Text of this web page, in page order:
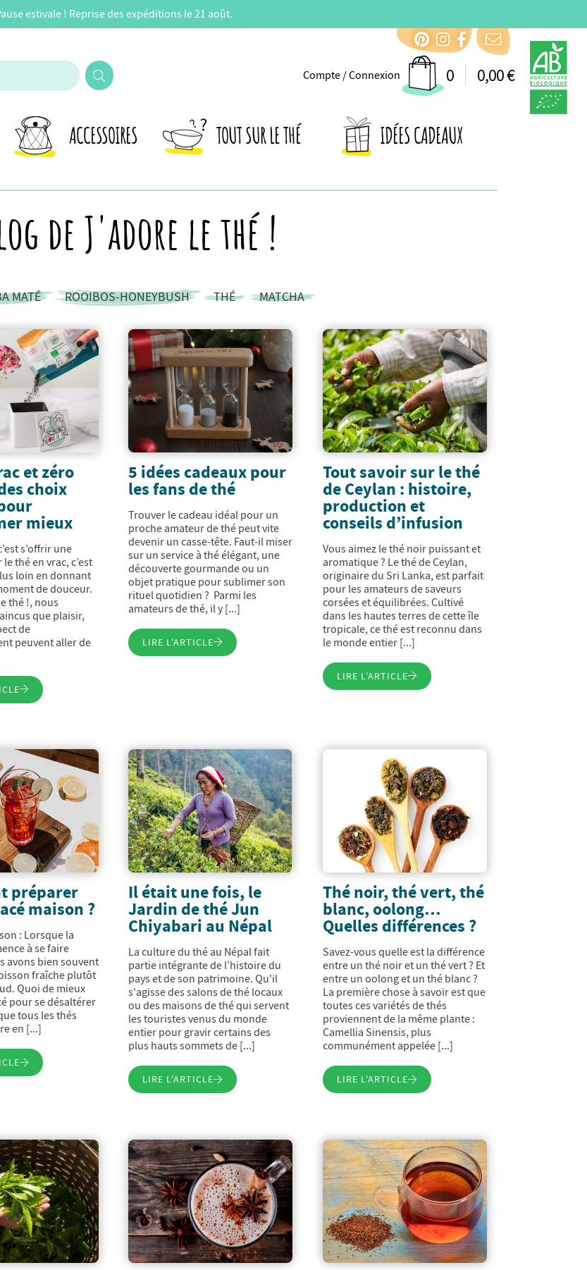
estivale ! Reprise des expéditions le 21 août.
Compte / Connexion 0 0,00 €
ACCESSOIRES TOUT SUR LE THÉ IDÉES CADEAUX
de J'adore le thé !
MATÉ ROOIBOS-HONEYBUSH THÉ MATCHA
et zéro
choix
mieux
s’offrir une
thé en vrac, c’est
loin en donnant
de douceur.
thé !, nous
que plaisir,
de
peuvent aller de
5 idées cadeaux pour
les fans de thé
Trouver le cadeau idéal pour un
proche amateur de thé peut vite
devenir un casse-tête. Faut-il miser
sur un service à thé élégant, une
découverte gourmande ou un
objet pratique pour sublimer son
rituel quotidien ? Parmi les
amateurs de thé, il y [...]
LIRE L'ARTICLE
Tout savoir sur le thé
de Ceylan : histoire,
production et
conseils d’infusion
Vous aimez le thé noir puissant et
aromatique ? Le thé de Ceylan,
originaire du Sri Lanka, est parfait
pour les amateurs de saveurs
corsées et équilibrées. Cultivé
dans les hautes terres de cette île
tropicale, ce thé est reconnu dans
le monde entier [...]
LIRE L'ARTICLE
préparer
maison ?
: Lorsque la
à se faire
avons bien souvent
fraîche plutôt
Quoi de mieux
pour se désaltérer
tous les thés
en [...]
Il était une fois, le
Jardin de thé Jun
Chiyabari au Népal
La culture du thé au Népal fait
partie intégrante de l’histoire du
pays et de son patrimoine. Qu'il
s'agisse des salons de thé locaux
ou des maisons de thé qui servent
les touristes venus du monde
entier pour gravir certains des
plus hauts sommets de [...]
LIRE L'ARTICLE
Thé noir, thé vert, thé
blanc, oolong…
Quelles différences ?
Savez-vous quelle est la différence
entre un thé noir et un thé vert ? Et
entre un oolong et un thé blanc ?
La première chose à savoir est que
toutes ces variétés de thés
proviennent de la même plante :
Camellia Sinensis, plus
communément appelée [...]
LIRE L'ARTICLE